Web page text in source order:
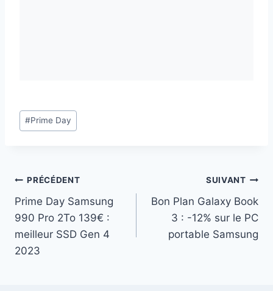
Étiquettes
de
#Prime Day
Navigation
de
l’article
PRÉCÉDENT
Prime Day Samsung
990 Pro 2To 139€ :
meilleur SSD Gen 4
2023
SUIVANT
Bon Plan Galaxy Book
3 : -12% sur le PC
portable Samsung